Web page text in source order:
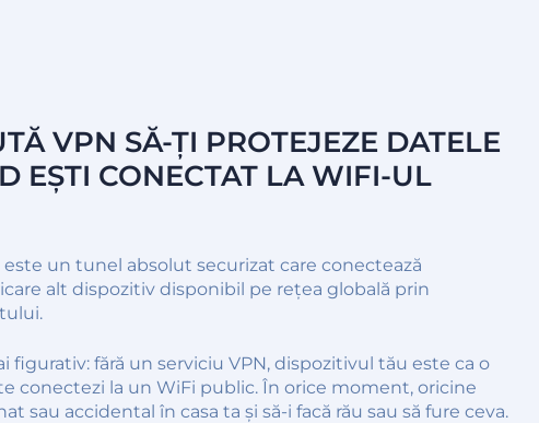
VPN SĂ-ȚI PROTEJEZE DATELE
EȘTI CONECTAT LA WIFI-UL
un tunel absolut securizat care conectează
alt dispozitiv disponibil pe rețea globală prin
figurativ: fără un serviciu VPN, dispozitivul tău este ca o
conectezi la un WiFi public. În orice moment, oricine
sau accidental în casa ta și să-i facă rău sau să fure ceva.